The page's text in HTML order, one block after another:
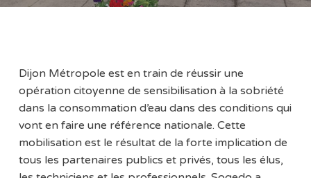
Dijon Métropole est en train de réussir une
opération citoyenne de sensibilisation à la sobriété
dans la consommation d’eau dans des conditions qui
vont en faire une référence nationale. Cette
mobilisation est le résultat de la forte implication de
tous les partenaires publics et privés, tous les élus,